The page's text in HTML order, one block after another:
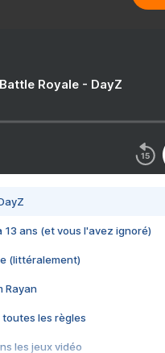
Royale - DayZ
13 ans (et vous l'avez ignoré)
(littéralement)
Rayan
toutes les règles
les jeux vidéo